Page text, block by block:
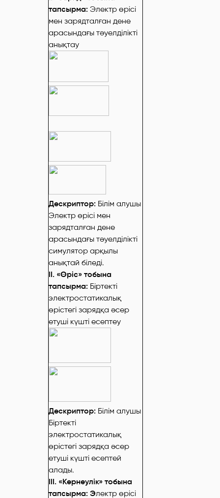
тапсырма: Электр өрісі
мен зарядталған дене
арасындағы тәуелділікті
анықтау
Дескриптор: Білім алушы
Электр өрісі мен
зарядталған дене
арасындағы тәуелділікті
симулятор арқылы
анықтай біледі.
ІІ. «Өріс» тобына
тапсырма: Біртекті
электростатикалық
өрістегі зарядқа әсер
етуші күшті есептеу
Дескриптор: Білім алушы
Біртекті
электростатикалық
өрістегі зарядқа әсер
етуші күшті есептей
алады.
ІІІ. «Кернеулік» тобына
тапсырма: Электр өрісі